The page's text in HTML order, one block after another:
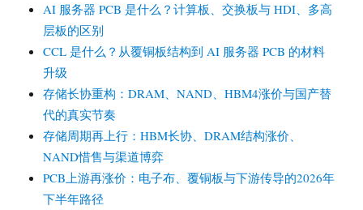
AI 服务器 PCB 是什么？计算板、交换板与 HDI、多高
层板的区别
CCL 是什么？从覆铜板结构到 AI 服务器 PCB 的材料
升级
存储长协重构：DRAM、NAND、HBM4涨价与国产替
代的真实节奏
存储周期再上行：HBM长协、DRAM结构涨价、
NAND惜售与渠道博弈
PCB上游再涨价：电子布、覆铜板与下游传导的2026年
下半年路径